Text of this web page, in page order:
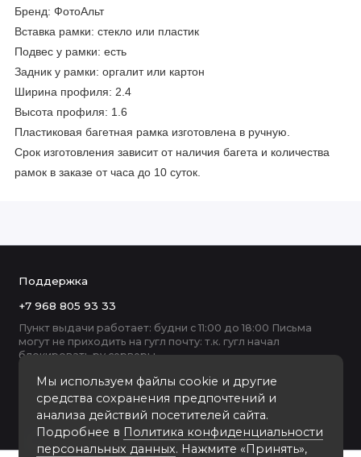
Бренд: ФотоАльт
Вставка рамки: стекло или пластик
Подвес у рамки: есть
Задник у рамки: оргалит или картон
Ширина профиля: 2.4
Высота профиля: 1.6
Пластиковая багетная рамка изготовлена в ручную.
Срок изготовления зависит от наличия багета и количества
рамок в заказе от часа до 10 суток.
Мы используем файлы cookie и другие
средства сохранения предпочтений и
анализа действий посетителей сайта.
Подробнее в Политика конфиденциальности
персональных данных. Нажмите «Принять»,
Поддержка
+7 968 805 93 33
Пункт выдачи работает: будни с 11:00 до 18:00 Письма
могут не приходить на гугл почту: т.к. гугл начал
блокировать ру серверы